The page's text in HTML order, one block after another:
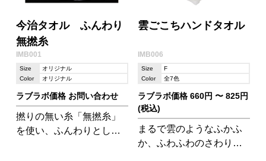
今治タオル ふんわり
無撚糸
IMB001
Size
オリジナル
Color
オリジナル
ラブラボ価格 お問い合わせ
撚りの無い糸「無撚糸」
を使い、ふんわりとした
雲ごこちハンドタオル
IMB006
Size
F
Color
全7色
ラブラボ価格 660円 〜 825円
(税込)
まるで雲のようなふかふ
か、ふわふわのさわり心